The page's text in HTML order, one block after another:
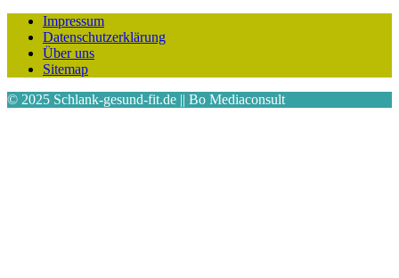
Impressum
Datenschutzerklärung
Über uns
Sitemap
© 2025 Schlank-gesund-fit.de || Bo Mediaconsult